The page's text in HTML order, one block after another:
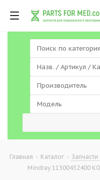
Главная - Каталог -
Mindray 11500452400